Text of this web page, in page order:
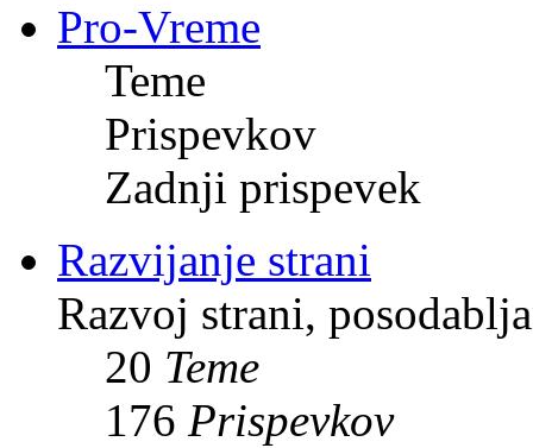
Pro-Vreme
Teme
Prispevkov
Zadnji prispevek
Razvijanje strani
Razvoj strani,
20 Teme
176 Prispevkov